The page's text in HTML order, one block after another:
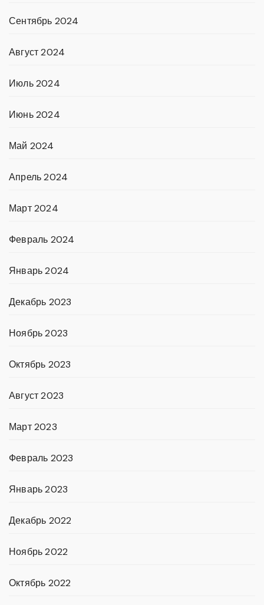
Сентябрь 2024
Август 2024
Июль 2024
Июнь 2024
Май 2024
Апрель 2024
Март 2024
Февраль 2024
Январь 2024
Декабрь 2023
Ноябрь 2023
Октябрь 2023
Август 2023
Март 2023
Февраль 2023
Январь 2023
Декабрь 2022
Ноябрь 2022
Октябрь 2022